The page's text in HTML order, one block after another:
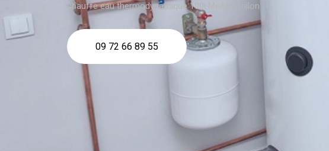
chauffe eau thermodynamique 100l Montmorillon
09 72 66 89 55